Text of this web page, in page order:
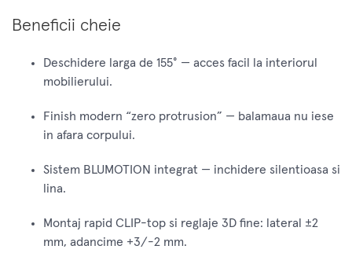
Beneficii cheie
Deschidere larga de 155° — acces facil la interiorul
mobilierului.
Finish modern “zero protrusion” — balamaua nu iese
in afara corpului.
Sistem BLUMOTION integrat — inchidere silentioasa si
lina.
Montaj rapid CLIP-top si reglaje 3D fine: lateral ±2
mm, adancime +3/-2 mm.